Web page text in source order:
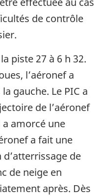
de contrôle
piste 27 à 6 h 32.
l’aéronef a
gauche. Le PIC a
de l’aéronef
amorcé une
a fait une
de
de neige en
après. Dès